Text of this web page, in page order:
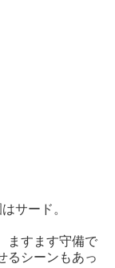
サード。
ますます守備で
るシーンもあっ